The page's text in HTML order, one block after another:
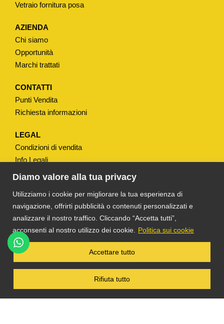
Diamo valore alla tua privacy
Utilizziamo i cookie per migliorare la tua esperienza di
navigazione, offrirti pubblicità o contenuti personalizzati e
analizzare il nostro traffico. Cliccando “Accetta tutti”,
acconsenti al nostro utilizzo dei cookie.
Politica sui cookie
Rifiuta tutto
Accettare tutto
O
E
R
t
i
t
à
Vetraio fornitura posa
AZIENDA
Chi siamo
Opportunità
Marchi trattati
CONTATTI
Punti Vendita
Richiesta informazioni
LEGAL
Condizioni di vendita
Info Legali
Note Legali
TS DACOM
S.R.L. UNIPERSONALE P. IVA
03055900231 © COPYRIGHT 2025 TUTTI I